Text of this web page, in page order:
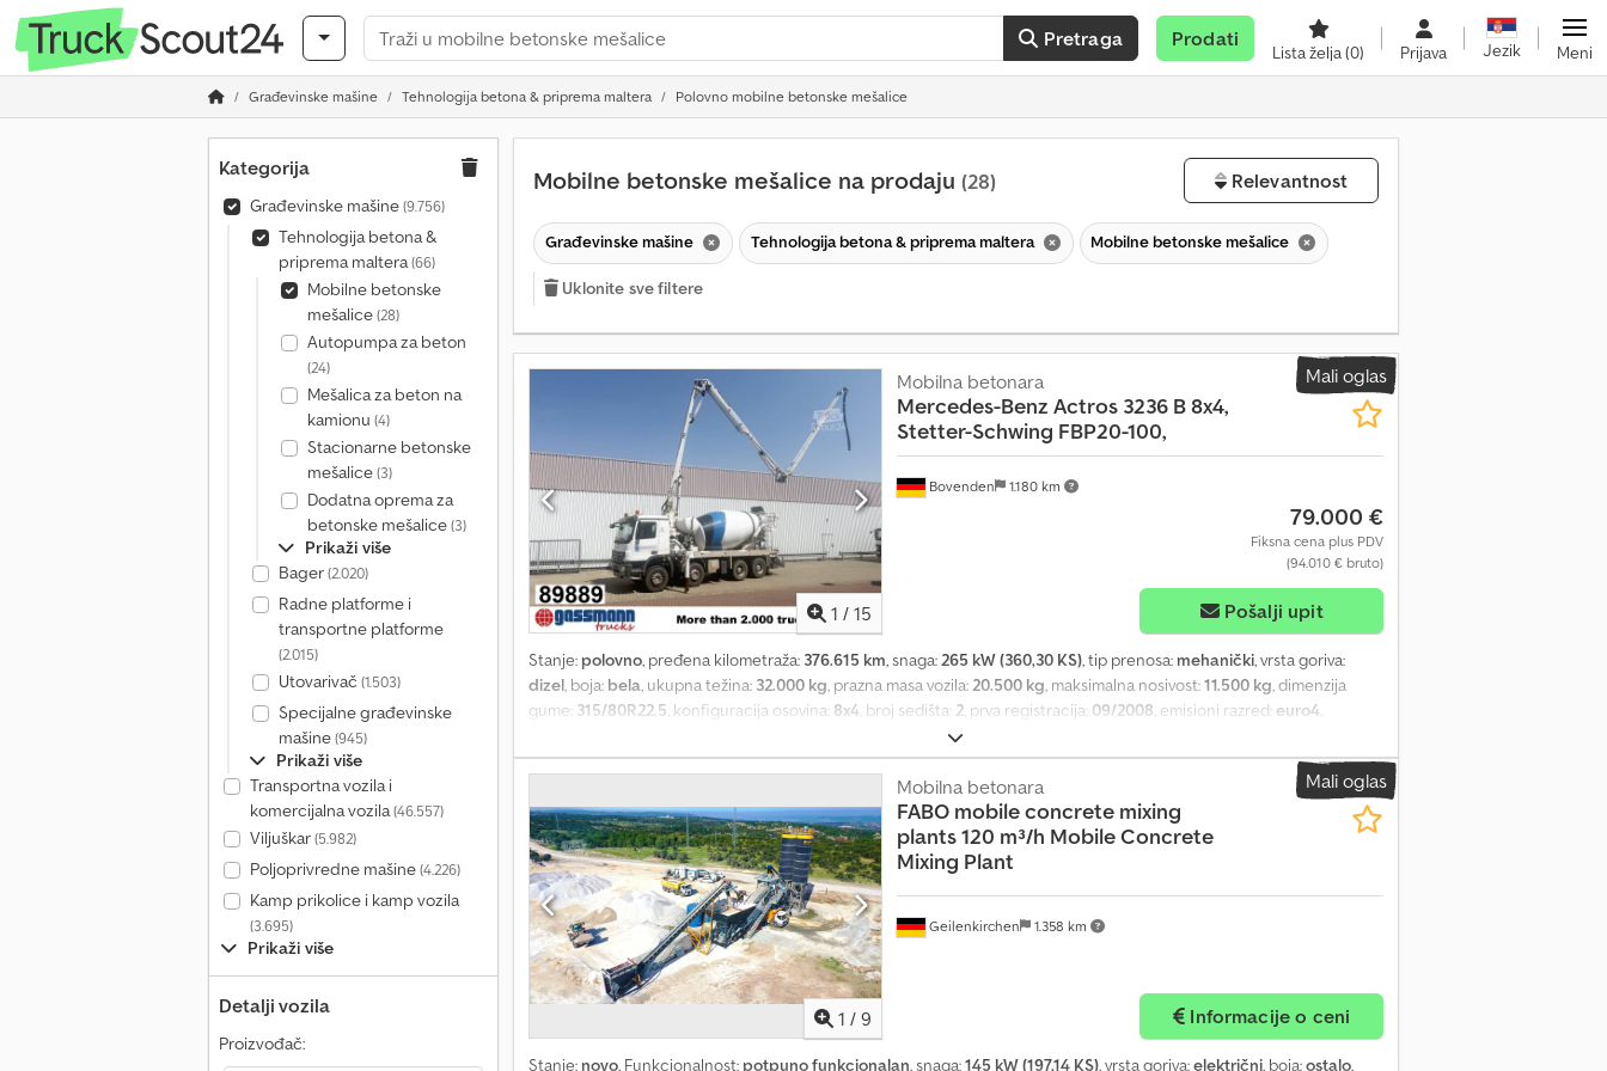
Pretraga Prodati
Lista želja(0) Prijava Jezik Meni
Građevinske mašine Tehnologija betona & priprema maltera Polovno mobilne betonske mešalice
Kategorija
Građevinske mašine(9.756)
Tehnologija betona &
priprema maltera(66)
Mobilne betonske
mešalice(28)
Autopumpa za beton
(24)
Mešalica za beton na
kamionu (4)
Stacionarne betonske
mešalice(3)
Dodatna oprema za
betonske mešalice(3)
Prikaži više
Bager(2.020)
Radne platforme i
transportne platforme
(2.015)
Utovarivač (1.503)
Specijalne građevinske
mašine(945)
Prikaži više
Transportna vozila i
komercijalna vozila(46.557)
Viljuškar(5.982)
Poljoprivredne mašine(4.226)
Kamp prikolice i kamp vozila
(3.695)
Prikaži više
Detalji vozila
Proizvođač:
Mobilne betonske mešalice na prodaju (28) Relevantnost
Građevinske mašine Tehnologija betona & priprema maltera Mobilne betonske mešalice
Uklonite sve filtere
Mali oglas
1 / 15
Bovenden 1.180 km
Mobilna betonara
Mercedes-Benz Actros 3236 B 8x4,
Stetter-Schwing FBP20-100,
79.000 €
Fiksna cena plus PDV
(94.010 € bruto)
Pošalji upit
Stanje: polovno, pređena kilometraža: 376.615 km, snaga:265 kW (360,30 KS), tip prenosa: mehanički, vrsta goriva:
dizel, boja: bela, ukupna težina: 32.000 kg, prazna masa vozila:20.500 kg, maksimalna nosivost:11.500 kg, dimenzija
gume: 315/80R22.5, konfiguracija osovina: 8x4, broj sedišta: 2, prva registracija: 09/2008, emisioni razred: euro4,
dnevna kabina
prednja svetla, kabina, kontrola proklizavanja, tempomat, Lokacija vozila: Bovenden, uključujući kućicu, zadnji
prozor, električne retrovizore, retrovizori sa grejanjem, električni prozori (levo), električni prozori (desno), suncobran,
tempomat, Telligent menjač, menjač sa 16 brzina, ABS (anti-blokirajući sistem), sistem za kontrolu proklizavanja (ASR),
konstantna usisna klapna, dodatni pogon, radna svetla, rotirajuća svetla, sanduk za alat, opružna suspenzija, 2 aksa sa
upravljanjem prednje osovine, zaštita donjeg dela, bočna aluminijumska zaštita, krovni otvor, daljinsko upravljanje,
ekološka nalepnica (zelena) Nadogradnja: Schwing-Stetter FBP 20-100, bubanj AM7FHC+L, daljinsko upravljanje
(remote control), ukupno radnih sati (odčitano) oko 21.508, dodatni pogon: oko 10.483 radnih sati, betonska pumpa: oko
3.321 radnih sati, mast: oko 4.260 radnih sati. PODACI O DODATNOJ OPREMI BEZ GARANCIJE, zadržavamo pravo na
promene, prodaju i greške. Dodpfxozl Tgrs Afmsck
Mali oglas
1 / 9
Geilenkirchen 1.358 km
Mobilna betonara
FABO mobile concrete mixing
plants120 m³/h Mobile Concrete
Mixing Plant
Informacije o ceni
Stanje: novo, Funkcionalnost: potpuno funkcionalan, snaga:145 kW (197,14 KS), vrsta goriva:električni, boja:ostalo,